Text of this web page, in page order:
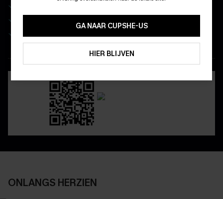
DOWNLOAD DE CUPSHE-APP
ONLANGS HERZIEN
GA NAAR CUPSHE-US
HIER BLIJVEN
15% KORTING OP 2ST+
ABONNEREN